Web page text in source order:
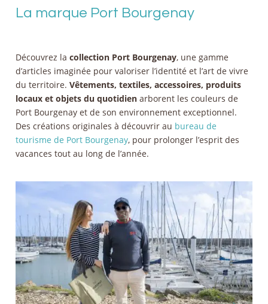
La marque Port Bourgenay
Découvrez la collection Port Bourgenay, une gamme
d’articles imaginée pour valoriser l’identité et l’art de vivre
du territoire. Vêtements, textiles, accessoires, produits
locaux et objets du quotidien arborent les couleurs de
Port Bourgenay et de son environnement exceptionnel.
Des créations originales à découvrir au bureau de
tourisme de Port Bourgenay, pour prolonger l’esprit des
vacances tout au long de l’année.